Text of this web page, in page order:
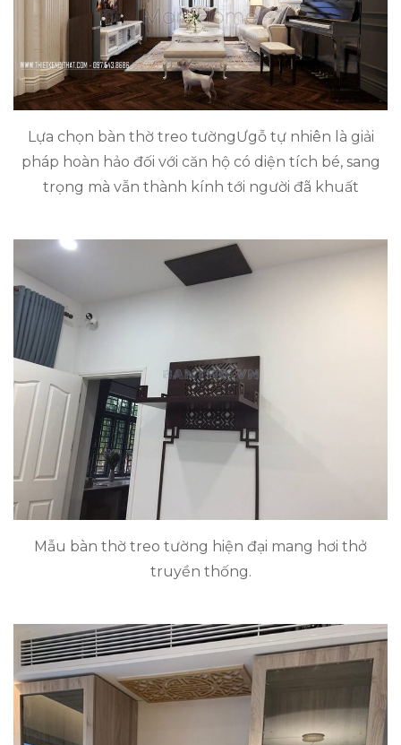
Lựa chọn bàn thờ treo tườngƯgỗ tự nhiên là giải
pháp hoàn hảo đối với căn hộ có diện tích bé, sang
trọng mà vẫn thành kính tới người đã khuất
Mẫu bàn thờ treo tường hiện đại mang hơi thở
truyền thống.